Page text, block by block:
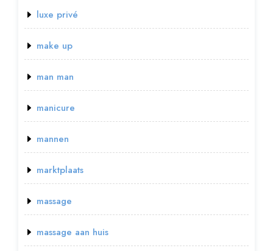
luxe privé
make up
man man
manicure
mannen
marktplaats
massage
massage aan huis